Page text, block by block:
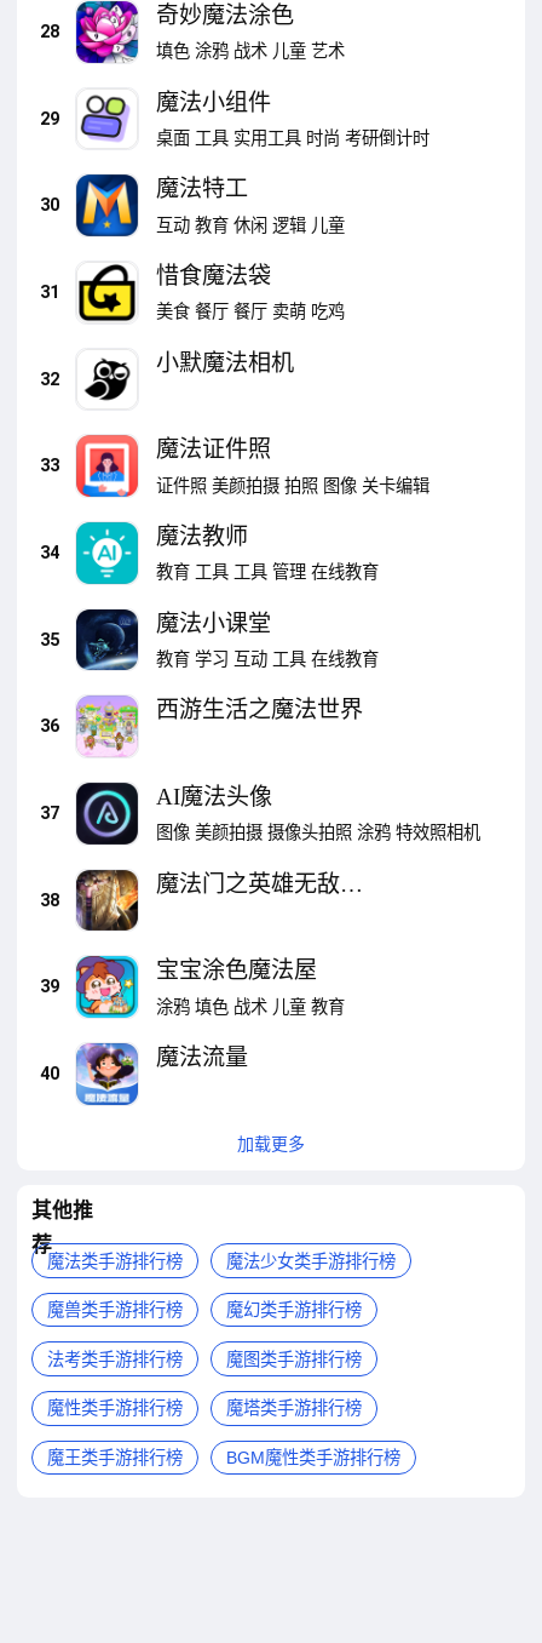
28
奇妙魔法涂色
填色 涂鸦 战术 儿童 艺术
29
魔法小组件
桌面 工具 实用工具 时尚 考研倒计时
30
魔法特工
互动 教育 休闲 逻辑 儿童
31
惜食魔法袋
美食 餐厅 餐厅 卖萌 吃鸡
32
小默魔法相机
33
魔法证件照
证件照 美颜拍摄 拍照 图像 关卡编辑
34
魔法教师
教育 工具 工具 管理 在线教育
35
魔法小课堂
教育 学习 互动 工具 在线教育
36
西游生活之魔法世界
37
AI魔法头像
图像 美颜拍摄 摄像头拍照 涂鸦 特效照相机
38
魔法门之英雄无敌：
39
宝宝涂色魔法屋
涂鸦 填色 战术 儿童 教育
40
魔法流量
加载更多
其他推
荐
魔法类手游排行榜 魔法少女类手游排行榜
魔兽类手游排行榜 魔幻类手游排行榜
法考类手游排行榜 魔图类手游排行榜
魔性类手游排行榜 魔塔类手游排行榜
魔王类手游排行榜 BGM魔性类手游排行榜